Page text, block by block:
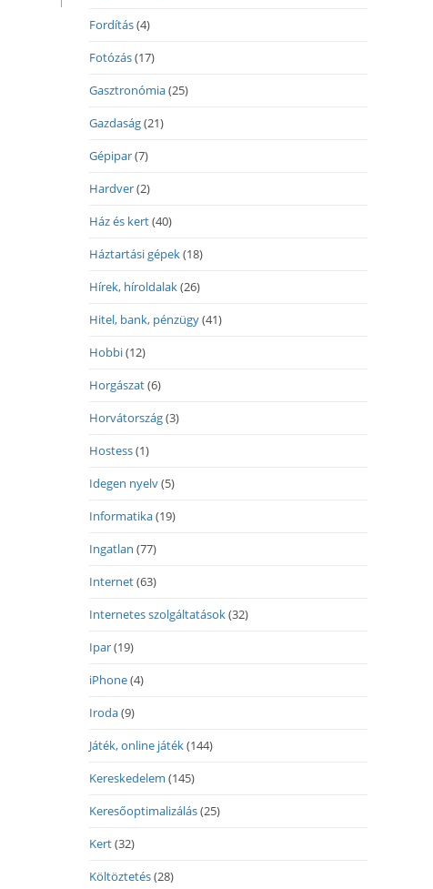
Fordítás(4)
Fotózás(17)
Gasztronómia(25)
Gazdaság(21)
Gépipar(7)
Hardver(2)
Ház és kert(40)
Háztartási gépek(18)
Hírek, híroldalak(26)
Hitel, bank, pénzügy(41)
Hobbi(12)
Horgászat(6)
Horvátország(3)
Hostess(1)
Idegen nyelv(5)
Informatika(19)
Ingatlan (77)
Internet(63)
Internetes szolgáltatások(32)
Ipar(19)
iPhone(4)
Iroda(9)
Játék, online játék(144)
Kereskedelem (145)
Keresőoptimalizálás(25)
Kert(32)
Költöztetés(28)